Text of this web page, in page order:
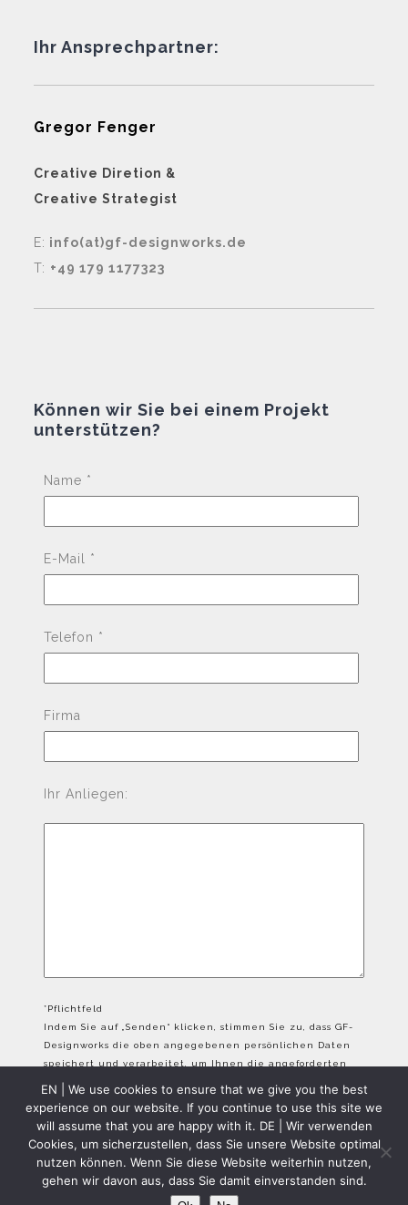
Ihr Ansprechpartner:
Gregor Fenger
Creative Diretion &
Creative Strategist
E: info(at)gf-designworks.de
T: +49 179 1177323
Können wir Sie bei einem Projekt
unterstützen?
Name *
E-Mail *
Telefon *
Firma
Ihr Anliegen:
*Pflichtfeld
Indem Sie auf „Senden“ klicken, stimmen Sie zu, dass GF-
Designworks die oben angegebenen persönlichen Daten
speichert und verarbeitet, um Ihnen die angeforderten
Inhalte bereitzustellen.
GFD Copyright 2024 - All Rights Reserved
EN | We use cookies to ensure that we give you the best
experience on our website. If you continue to use this site we
will assume that you are happy with it. DE | Wir verwenden
Cookies, um sicherzustellen, dass Sie unsere Website optimal
nutzen können. Wenn Sie diese Website weiterhin nutzen,
gehen wir davon aus, dass Sie damit einverstanden sind.